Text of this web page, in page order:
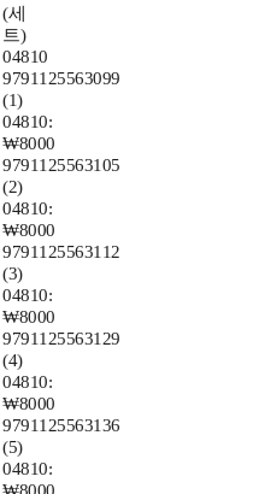
(세
트)
04810
9791125563099
(1)
04810:
₩8000
9791125563105
(2)
04810:
₩8000
9791125563112
(3)
04810:
₩8000
9791125563129
(4)
04810:
₩8000
9791125563136
(5)
04810: